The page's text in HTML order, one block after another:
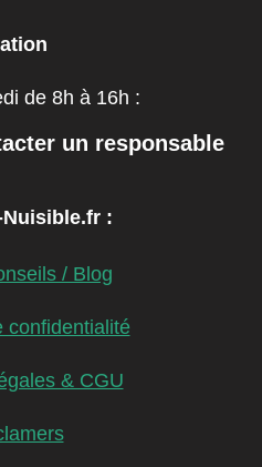
de 8h à 16h :
un responsable
:
/ Blog
confidentialité
& CGU